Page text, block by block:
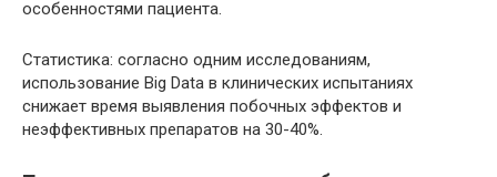
особенностями пациента.
Статистика: согласно одним исследованиям,
использование Big Data в клинических испытаниях
снижает время выявления побочных эффектов и
неэффективных препаратов на 30-40%.